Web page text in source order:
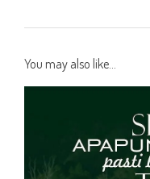
You may also like...